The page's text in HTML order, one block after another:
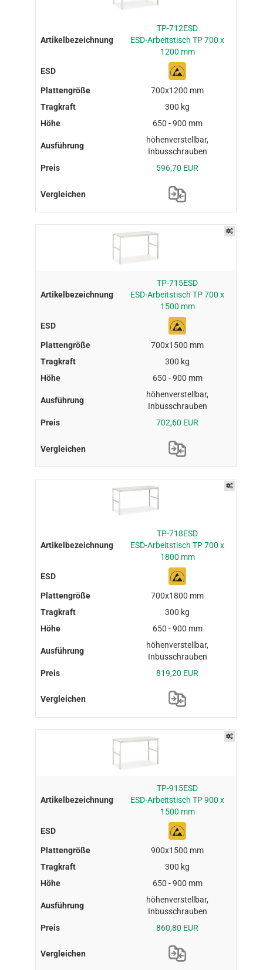
TP-712ESD
ESD-Arbeitstisch TP 700 x
1200 mm
700x1200 mm
300 kg
650 - 900 mm
höhenverstellbar,
Inbusschrauben
596,70 EUR
TP-715ESD
ESD-Arbeitstisch TP 700 x
1500 mm
700x1500 mm
300 kg
650 - 900 mm
höhenverstellbar,
Inbusschrauben
702,60 EUR
TP-718ESD
ESD-Arbeitstisch TP 700 x
1800 mm
700x1800 mm
300 kg
650 - 900 mm
höhenverstellbar,
Inbusschrauben
819,20 EUR
TP-915ESD
ESD-Arbeitstisch TP 900 x
1500 mm
900x1500 mm
300 kg
650 - 900 mm
höhenverstellbar,
Inbusschrauben
860,80 EUR